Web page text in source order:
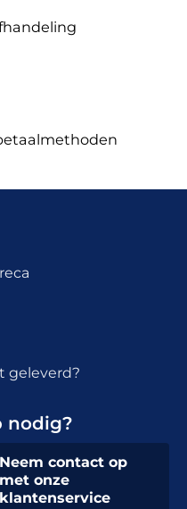
geleverd?
nodig?
Neem contact op
met onze
klantenservice